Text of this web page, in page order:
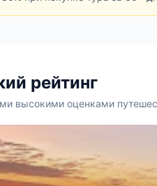
рейтинг
высокими оценками